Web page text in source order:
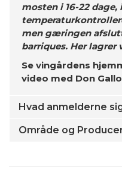
mosten i 16-22
men gæringen
barriques. Her lagrer
Se vingårdens
video med Don Gallo
Hvad anmelderne
Område og